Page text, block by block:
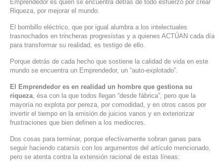
Emprendedor es quién se encuentra detrás de todo esfuerzo por crear
Riqueza, por mejorar el mundo.
El bombillo eléctrico, que por igual alumbra a los intelectuales
trasnochados en trincheras progresistas y a quienes ACTÚAN cada día
para transformar su realidad, es testigo de ello.
Porque detrás de cada hecho que sostiene la calidad de vida en este
mundo se encuentra un Emprendedor, un “auto-explotado”.
El Emprendedor es en realidad un hombre que gestiona su
riqueza, ésa con la que todos llegan “desde fábrica”, pero que la
mayoría no explota por pereza, por comodidad, y en otros casos por
invertir el tiempo en la emisión de juicios vanos y en exteriorizar
frustraciones que bien definen a los mediocres.
Dos cosas para terminar, porque efectivamente sobran ganas para
seguir haciendo catarsis con los argumentos del artículo mencionado,
pero se atenta contra la extensión racional de estas líneas: